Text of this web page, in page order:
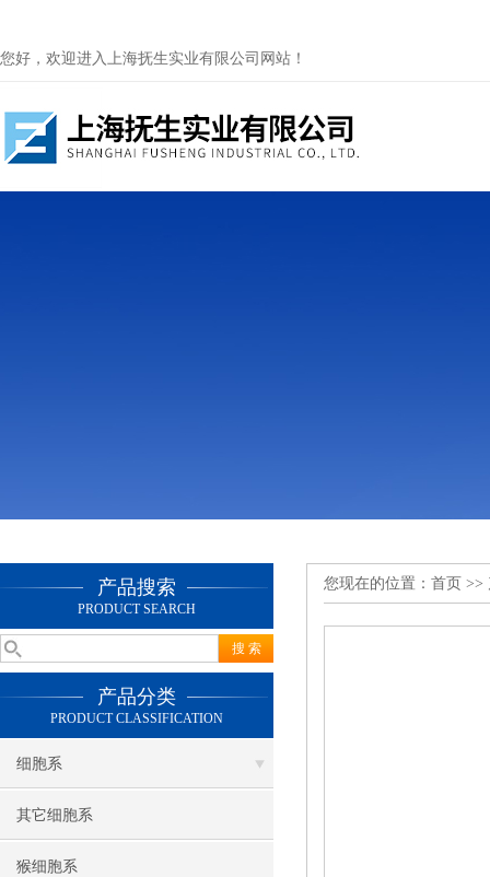
您好，欢迎进入上海抚生实业有限公司网站！
产品搜索
PRODUCT SEARCH
产品分类
PRODUCT CLASSIFICATION
细胞系
其它细胞系
猴细胞系
您现在的位置： 首页 >>